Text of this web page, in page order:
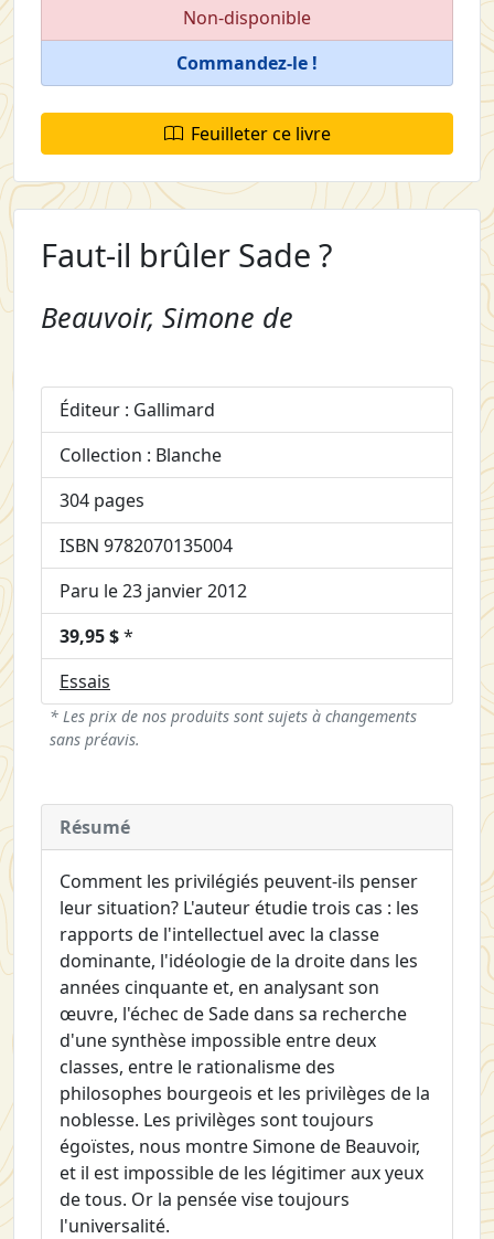
Non-disponible
Commandez-le !
Feuilleter ce livre
Faut-il brûler Sade ?
Beauvoir, Simone de
Éditeur : Gallimard
Collection : Blanche
304 pages
ISBN 9782070135004
Paru le 23 janvier 2012
39,95 $*
Essais
* Les prix de nos produits sont sujets à changements
sans préavis.
Résumé
Comment les privilégiés peuvent-ils penser
leur situation? L'auteur étudie trois cas : les
rapports de l'intellectuel avec la classe
dominante, l'idéologie de la droite dans les
années cinquante et, en analysant son
œuvre, l'échec de Sade dans sa recherche
d'une synthèse impossible entre deux
classes, entre le rationalisme des
philosophes bourgeois et les privilèges de la
noblesse. Les privilèges sont toujours
égoïstes, nous montre Simone de Beauvoir,
et il est impossible de les légitimer aux yeux
de tous. Or la pensée vise toujours
l'universalité.